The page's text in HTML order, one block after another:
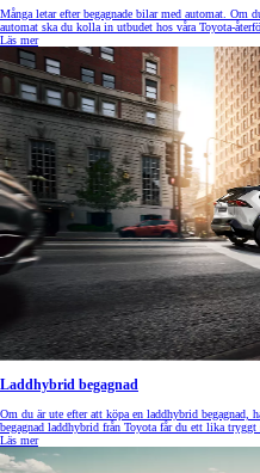
Många letar efter begagnade bilar med automat. Om
automat ska du kolla in utbudet hos våra Toyota-
Läs mer
Laddhybrid begagnad
Om du är ute efter att köpa en laddhybrid begagnad,
begagnad laddhybrid från Toyota får du ett lika tryggt
Läs mer